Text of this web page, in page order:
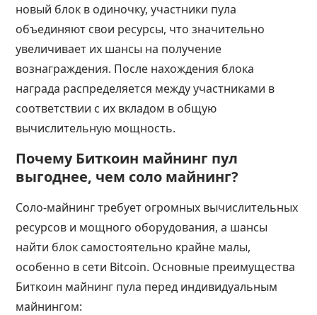
новый блок в одиночку, участники пула
объединяют свои ресурсы, что значительно
увеличивает их шансы на получение
вознаграждения. После нахождения блока
награда распределяется между участниками в
соответствии с их вкладом в общую
вычислительную мощность.
Почему Биткоин майнинг пул
выгоднее, чем соло майнинг?
Соло-майнинг требует огромных вычислительных
ресурсов и мощного оборудования, а шансы
найти блок самостоятельно крайне малы,
особенно в сети Bitcoin. Основные преимущества
Биткоин майнинг пула перед индивидуальным
майнингом: